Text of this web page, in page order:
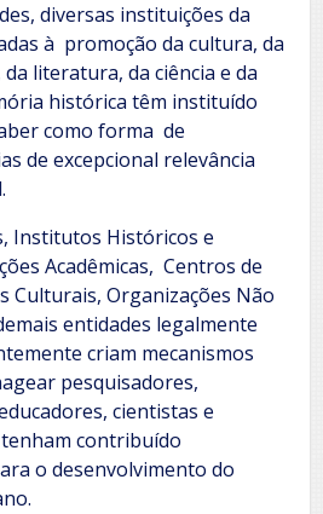
diversas instituições da
à promoção da cultura, da
literatura, da ciência e da
histórica têm instituído
como forma de
de excepcional relevância
Institutos Históricos e
Acadêmicas, Centros de
Culturais, Organizações Não
entidades legalmente
criam mecanismos
pesquisadores,
cientistas e
contribuído
o desenvolvimento do